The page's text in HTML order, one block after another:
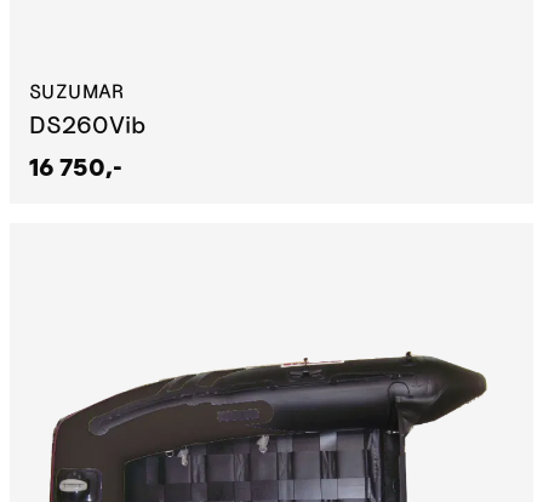
SUZUMAR
DS260Vib
16 750,-